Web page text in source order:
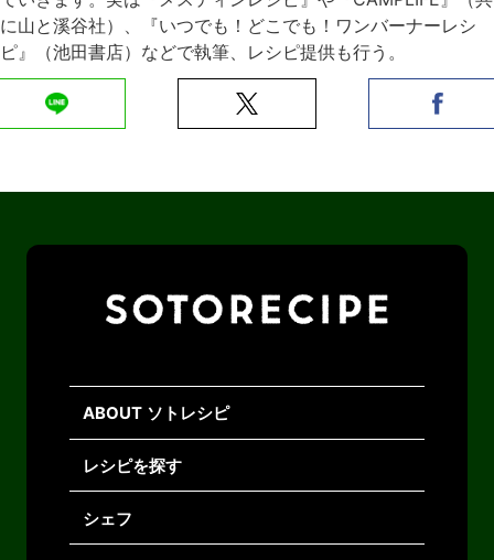
に山と溪谷社）、『いつでも！どこでも！ワンバーナーレシ
ピ』（池田書店）などで執筆、レシピ提供も行う。
ABOUT ソトレシピ
レシピを探す
シェフ